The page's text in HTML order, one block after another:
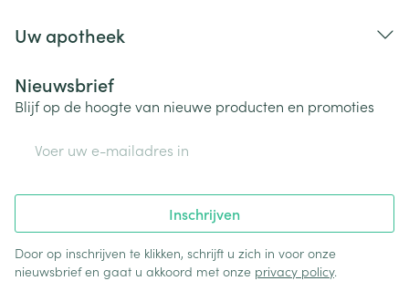
Uw apotheek
Nieuwsbrief
Blijf op de hoogte van nieuwe producten en promoties
Inschrijven
Door op inschrijven te klikken, schrijft u zich in voor onze
nieuwsbrief en gaat u akkoord met onze privacy policy.